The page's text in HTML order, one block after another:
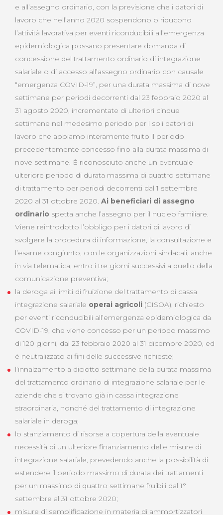
e all’assegno ordinario, con la previsione che i datori di
lavoro che nell’anno 2020 sospendono o riducono
l’attività lavorativa per eventi riconducibili all’emergenza
epidemiologica possano presentare domanda di
concessione del trattamento ordinario di integrazione
salariale o di accesso all’assegno ordinario con causale
“emergenza COVID-19”, per una durata massima di nove
settimane per periodi decorrenti dal 23 febbraio 2020 al
31 agosto 2020, incrementate di ulteriori cinque
settimane nel medesimo periodo per i soli datori di
lavoro che abbiamo interamente fruito il periodo
precedentemente concesso fino alla durata massima di
nove settimane. È riconosciuto anche un eventuale
ulteriore periodo di durata massima di quattro settimane
di trattamento per periodi decorrenti dal 1 settembre
2020 al 31 ottobre 2020. Ai beneficiari di assegno
ordinario spetta anche l’assegno per il nucleo familiare.
Viene reintrodotto l’obbligo per i datori di lavoro di
svolgere la procedura di informazione, la consultazione e
l’esame congiunto, con le organizzazioni sindacali, anche
in via telematica, entro i tre giorni successivi a quello della
comunicazione preventiva;
la deroga ai limiti di fruizione del trattamento di cassa
integrazione salariale operai agricoli (CISOA), richiesto
per eventi riconducibili all’emergenza epidemiologica da
COVID-19, che viene concesso per un periodo massimo
di 120 giorni, dal 23 febbraio 2020 al 31 dicembre 2020, ed
è neutralizzato ai fini delle successive richieste;
l’innalzamento a diciotto settimane della durata massima
del trattamento ordinario di integrazione salariale per le
aziende che si trovano già in cassa integrazione
straordinaria, nonché del trattamento di integrazione
salariale in deroga;
lo stanziamento di risorse a copertura della eventuale
necessità di un ulteriore finanziamento delle misure di
integrazione salariale, prevedendo anche la possibilità di
estendere il periodo massimo di durata dei trattamenti
per un massimo di quattro settimane fruibili dal 1°
settembre al 31 ottobre 2020;
misure di semplificazione in materia di ammortizzatori